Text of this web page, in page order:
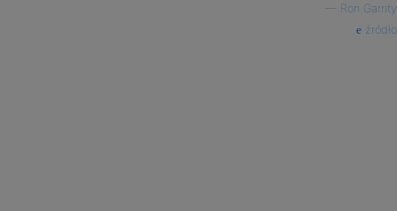
Ron Garrity
źródło